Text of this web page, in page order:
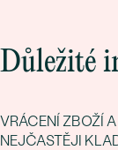
Důležité
VRÁCENÍ ZBOŽÍ
NEJČASTĚJI